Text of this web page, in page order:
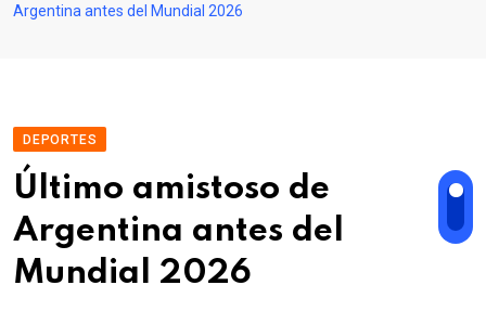
Argentina antes del Mundial 2026
DEPORTES
Último amistoso de
Argentina antes del
Mundial 2026